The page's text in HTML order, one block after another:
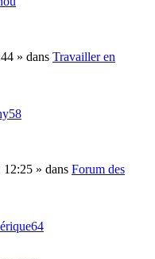
» dans Travailler en
12:25 » dans Forum des